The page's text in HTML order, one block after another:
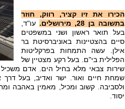
הכירו את זיו קציר, רווק, חוזר
בתשובה בן 28, מירושלים.
עו"ד,
בעל תואר ראשון ושני במשפטים
סיים בהצטיינות באוניברסיטת בר
אילן. עשה התמחות בפרקליטות
הפלילית בי"ם. בעל רקע מצטיין של
שירות צבאי מלא בחיל הים. אדם משכיל
שמחת חיים ואור. ישר ואדיב, בעל דרך
ולסביבה. קשוב ומכיל, מאמין באהבה
יסוד.